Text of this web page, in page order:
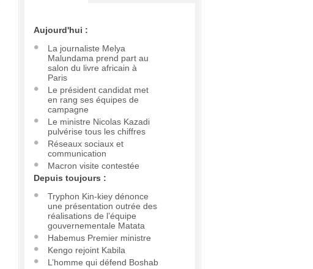
Aujourd'hui :
La journaliste Melya
Malundama prend part au
salon du livre africain à
Paris
Le président candidat met
en rang ses équipes de
campagne
Le ministre Nicolas Kazadi
pulvérise tous les chiffres
Réseaux sociaux et
communication
Macron visite contestée
Depuis toujours :
Tryphon Kin-kiey dénonce
une présentation outrée des
réalisations de l’équipe
gouvernementale Matata
Habemus Premier ministre
Kengo rejoint Kabila
L’homme qui défend Boshab